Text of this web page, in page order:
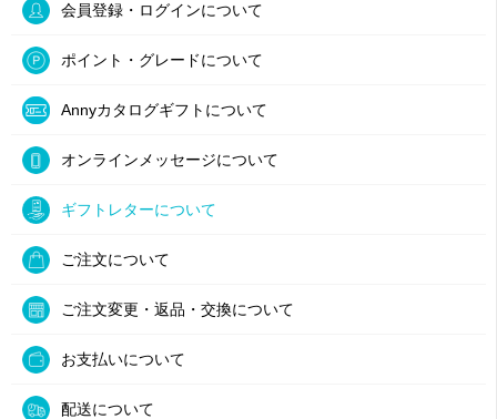
会員登録・ログインについて
ポイント・グレードについて
Annyカタログギフトについて
オンラインメッセージについて
ギフトレターについて
ご注文について
ご注文変更・返品・交換について
お支払いについて
配送について